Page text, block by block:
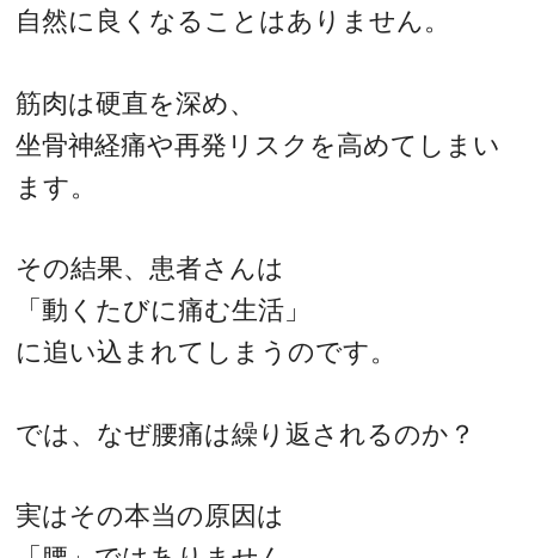
自然に良くなることはありません。
筋肉は硬直を深め、
坐骨神経痛や再発リスクを高めてしまい
ます。
その結果、患者さんは
「動くたびに痛む生活」
に追い込まれてしまうのです。
では、なぜ腰痛は繰り返されるのか？
実はその本当の原因は